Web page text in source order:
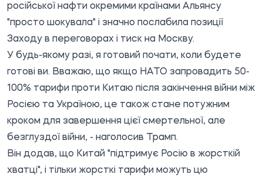
російської нафти окремими країнами Альянсу
"просто шокувала" і значно послабила позиції
Заходу в переговорах і тиск на Москву.
У будь-якому разі, я готовий почати, коли будете
готові ви. Вважаю, що якщо НАТО запровадить 50-
100% тарифи проти Китаю після закінчення війни між
Росією та Україною, це також стане потужним
кроком для завершення цієї смертельної, але
безглуздої війни, - наголосив Трамп.
Він додав, що Китай "підтримує Росію в жорсткій
хватці", і тільки жорсткі тарифи можуть цю